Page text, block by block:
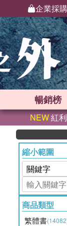
企業採購
暢銷榜
NEW紅
縮小範圍
商品類型
繁體書